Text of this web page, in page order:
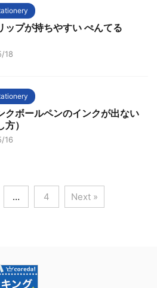
ップが持ちやすい ぺんてる
18
クボールペンのインクが出ない
）
16
… 4 Next »